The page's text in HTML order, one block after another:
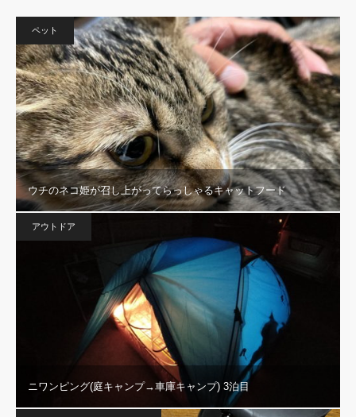
ペット
ウチのネコ姫が召し上がってらっしゃるキャットフード
アウトドア
ニワンピング(庭キャンプ→車庫キャンプ) 3泊目